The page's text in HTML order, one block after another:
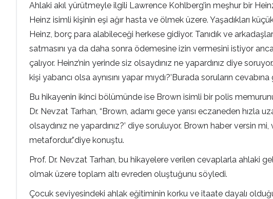
Ahlaki akıl yürütmeyle ilgili Lawrence Kohlberg’in meşhur bir
Heinz isimli kişinin eşi ağır hasta ve ölmek üzere. Yaşadıkları
Heinz, borç para alabileceği herkese gidiyor. Tanıdık ve
satmasını ya da daha sonra ödemesine izin vermesini istiyor
çalıyor. Heinz’nin yerinde siz olsaydınız ne yapardınız diye
kişi yabancı olsa aynısını yapar mıydı?’Burada soruların
Bu hikayenin ikinci bölümünde ise Brown isimli bir polis
Dr. Nevzat Tarhan, “Brown, adamı gece yarısı eczaneden hızla
olsaydınız ne yapardınız?’ diye soruluyor. Brown haber versin
metafordur.”diye konuştu.
Prof. Dr. Nevzat Tarhan, bu hikayelere verilen cevaplarla ahlaki
olmak üzere toplam altı evreden oluştuğunu söyledi.
Çocuk seviyesindeki ahlak eğitiminin korku ve itaate dayalı